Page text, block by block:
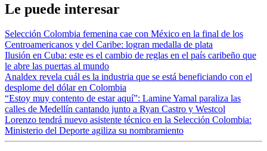
Le puede interesar
Selección Colombia femenina cae con México en la final de los
Centroamericanos y del Caribe: logran medalla de plata
Ilusión en Cuba: este es el cambio de reglas en el país caribeño que
le abre las puertas al mundo
Analdex revela cuál es la industria que se está beneficiando con el
desplome del dólar en Colombia
“Estoy muy contento de estar aquí”: Lamine Yamal paraliza las
calles de Medellín cantando junto a Ryan Castro y Westcol
Lorenzo tendrá nuevo asistente técnico en la Selección Colombia:
Ministerio del Deporte agiliza su nombramiento